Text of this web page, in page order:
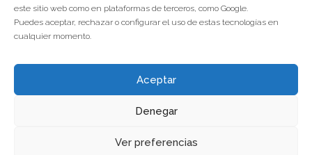
este sitio web como en plataformas de terceros, como Google.
Puedes aceptar, rechazar o configurar el uso de estas tecnologías en
cualquier momento.
Aceptar
Denegar
Ver preferencias